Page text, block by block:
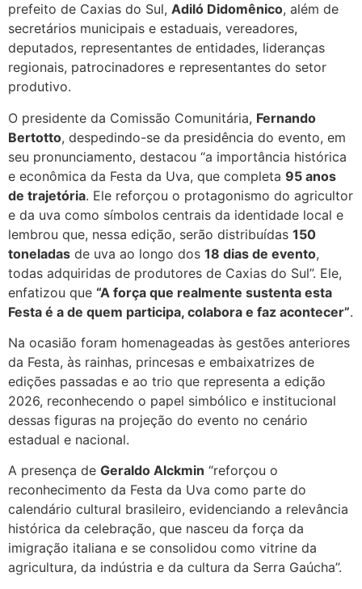
prefeito de Caxias do Sul, Adiló Didomênico, além de
secretários municipais e estaduais, vereadores,
deputados, representantes de entidades, lideranças
regionais, patrocinadores e representantes do setor
produtivo.
O presidente da Comissão Comunitária, Fernando
Bertotto, despedindo-se da presidência do evento, em
seu pronunciamento, destacou “a importância histórica
e econômica da Festa da Uva, que completa 95 anos
de trajetória. Ele reforçou o protagonismo do agricultor
e da uva como símbolos centrais da identidade local e
lembrou que, nessa edição, serão distribuídas 150
toneladas de uva ao longo dos 18 dias de evento,
todas adquiridas de produtores de Caxias do Sul”. Ele,
enfatizou que “A força que realmente sustenta esta
Festa é a de quem participa, colabora e faz acontecer”.
Na ocasião foram homenageadas às gestões anteriores
da Festa, às rainhas, princesas e embaixatrizes de
edições passadas e ao trio que representa a edição
2026, reconhecendo o papel simbólico e institucional
dessas figuras na projeção do evento no cenário
estadual e nacional.
A presença de Geraldo Alckmin “reforçou o
reconhecimento da Festa da Uva como parte do
calendário cultural brasileiro, evidenciando a relevância
histórica da celebração, que nasceu da força da
imigração italiana e se consolidou como vitrine da
agricultura, da indústria e da cultura da Serra Gaúcha”.